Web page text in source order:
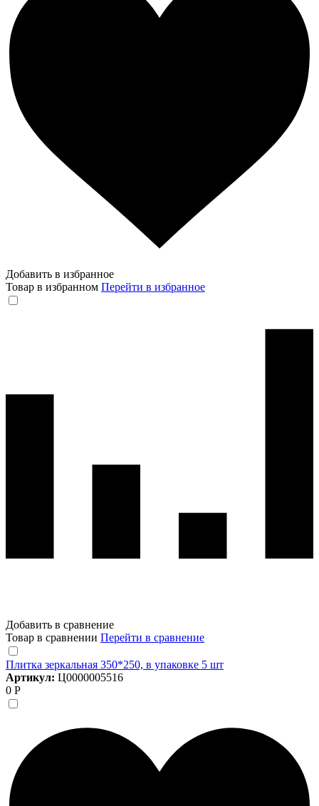
Добавить в избранное
Товар в избранном Перейти в избранное
Добавить в сравнение
Товар в сравнении Перейти в сравнение
Плитка зеркальная 350*250, в упаковке 5 шт
Артикул: Ц0000005516
0 Р